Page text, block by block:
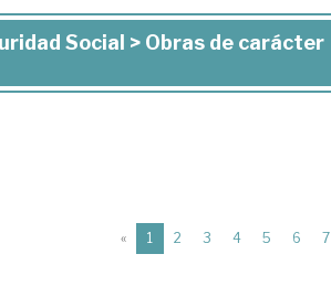
Social > Obras de carácter
« 1 (current)
2 3 4 5 6 7